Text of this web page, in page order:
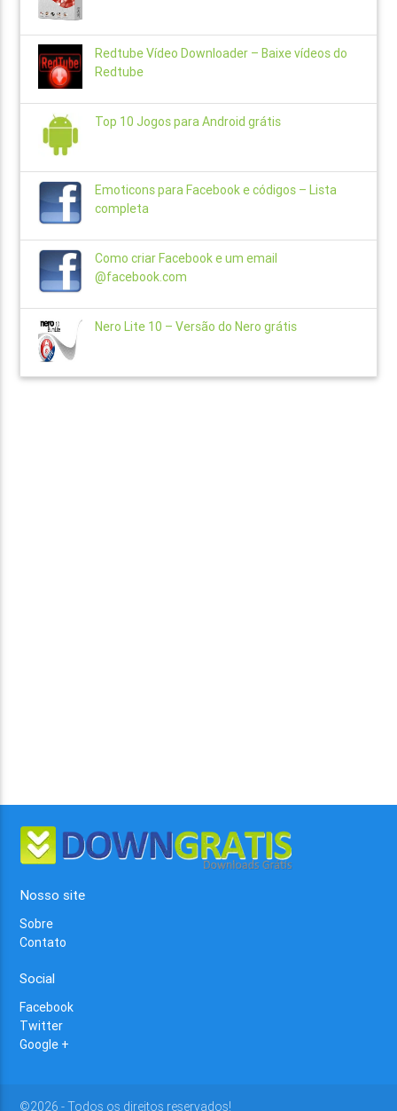
Redtube Vídeo Downloader – Baixe vídeos do
Redtube
Top 10 Jogos para Android grátis
Emoticons para Facebook e códigos – Lista
completa
Como criar Facebook e um email
@facebook.com
Nero Lite 10 – Versão do Nero grátis
Nosso site
Sobre
Contato
Social
Facebook
Twitter
Google +
©2026 - Todos os direitos reservados!